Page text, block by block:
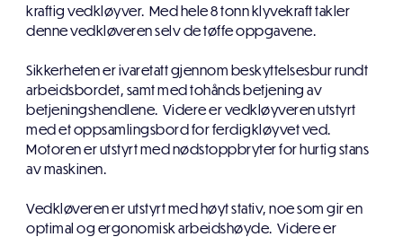
kraftig vedkløyver. Med hele 8 tonn klyvekraft takler
denne vedkløveren selv de tøffe oppgavene.
Sikkerheten er ivaretatt gjennom beskyttelsesbur rundt
arbeidsbordet, samt med tohånds betjening av
betjeningshendlene. Videre er vedkløyveren utstyrt
med et oppsamlingsbord for ferdigkløyvet ved.
Motoren er utstyrt med nødstoppbryter for hurtig stans
av maskinen.
Vedkløveren er utstyrt med høyt stativ, noe som gir en
optimal og ergonomisk arbeidshøyde. Videre er